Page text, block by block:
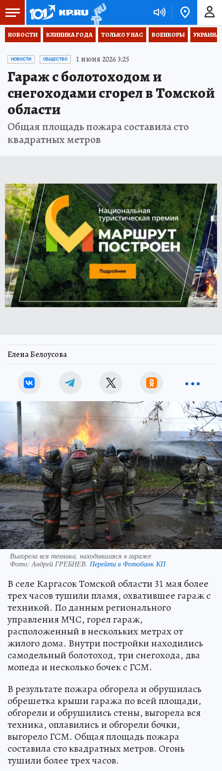
НОВОСТИ КЛИНИКА ГОДА ТОЛЬКО У НАС ВОЕНКОРЫ
НОВОСТИ ОБЩЕСТВО 1 июня 2026 3:25
Гараж с болотоходом и
снегоходами сгорел в Томской
области
Общая площадь пожара составила сто
квадратных метров
Елена Белоусова
Выгорела вся техника, находившаяся в гараже
Фото:Андрей ГРЕБНЕВ. Перейти в Фотобанк КП
В селе Каргасок Томской области 31 мая более
трех часов тушили пламя, охватившее гараж с
техникой. По данным регионального
управления МЧС, горел гараж,
расположенный в нескольких метрах от
жилого дома. Внутри постройки находились
самодельный болотоход, три снегохода, два
мопеда и несколько бочек с ГСМ.
В результате пожара обгорела и обрушилась
обрешетка крыши гаража по всей площади,
обгорели и обрушились стены, выгорела вся
техника, оплавились и обгорели бочки,
выгорело ГСМ. Общая площадь пожара
составила сто квадратных метров. Огонь
тушили более трех часов.